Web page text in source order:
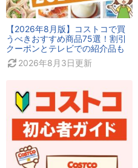
【2026年8月版】コストコで買
うべきおすすめ商品75選！割引
クーポンとテレビでの紹介品も
2026年8月3日更新